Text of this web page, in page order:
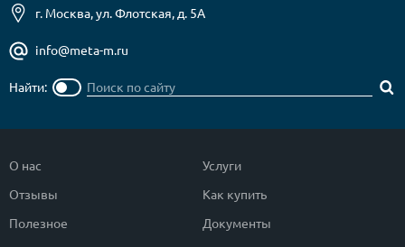
г. Москва, ул. Флотская, д. 5А
info@meta-m.ru
Найти:
О нас
Отзывы
Полезное
Услуги
Как купить
Документы